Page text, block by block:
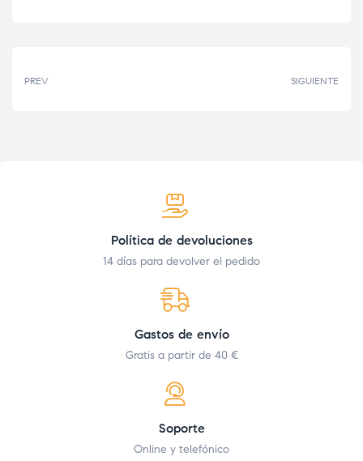
PREV SIGUIENTE
Política de devoluciones
14 días para devolver el pedido
Gastos de envío
Gratis a partir de 40 €
Soporte
Online y telefónico